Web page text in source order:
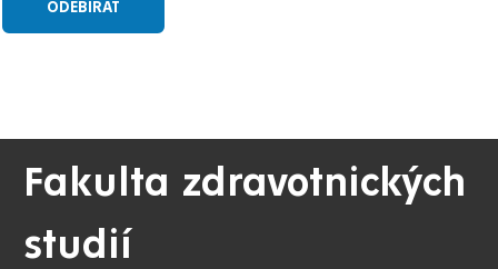
Fakulta zdravotnických
studií